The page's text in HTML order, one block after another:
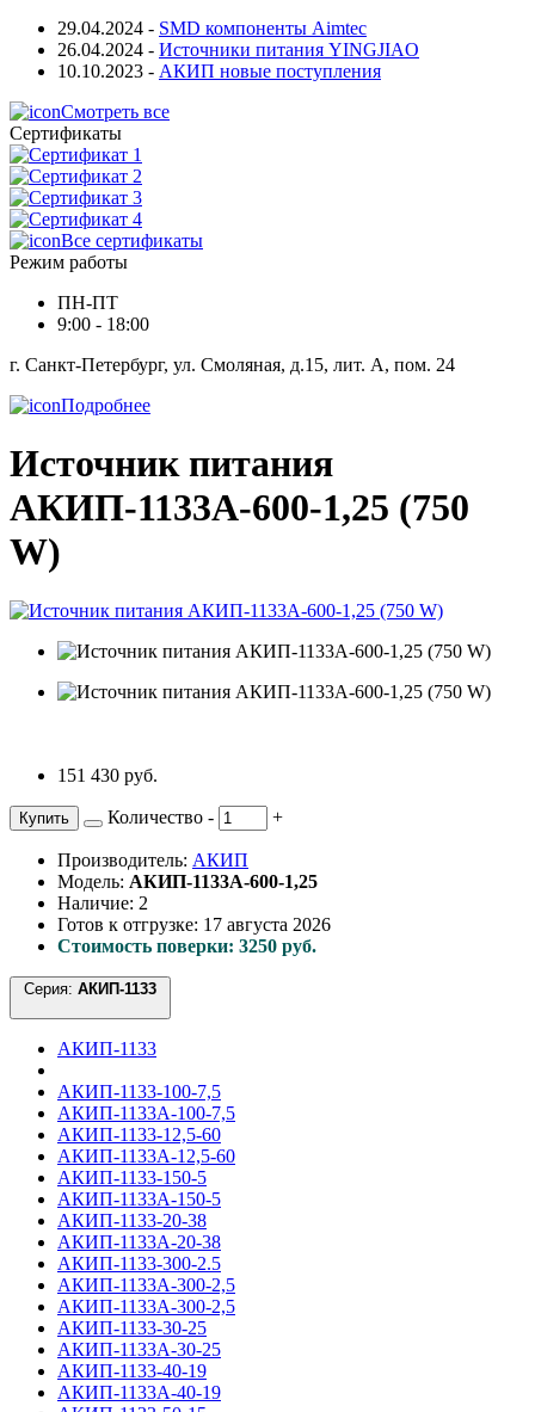
29.04.2024 - SMD компоненты Aimtec
26.04.2024 - Источники питания YINGJIAO
10.10.2023 - АКИП новые поступления
Смотреть все
Сертификаты
Все сертификаты
Режим работы
ПН-ПТ
9:00 - 18:00
г. Санкт-Петербург, ул. Смоляная, д.15, лит. А, пом. 24
Подробнее
Источник питания
АКИП-1133А-600-1,25 (750
W)
151 430 руб.
Купить Количество - +
Производитель: АКИП
Модель: АКИП-1133А-600-1,25
Наличие: 2
Готов к отгрузке: 17 августа 2026
Стоимость поверки: 3250 руб.
Серия:
АКИП-1133
АКИП-1133-100-7,5
АКИП-1133А-100-7,5
АКИП-1133-12,5-60
АКИП-1133А-12,5-60
АКИП-1133-150-5
АКИП-1133А-150-5
АКИП-1133-20-38
АКИП-1133А-20-38
АКИП-1133-300-2.5
АКИП-1133A-300-2,5
АКИП-1133А-300-2,5
АКИП-1133-30-25
АКИП-1133А-30-25
АКИП-1133-40-19
АКИП-1133А-40-19